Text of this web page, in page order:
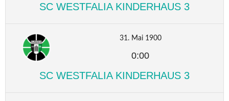
SC WESTFALIA KINDERHAUS 3
31. Mai 1900
0:00
SC WESTFALIA KINDERHAUS 3